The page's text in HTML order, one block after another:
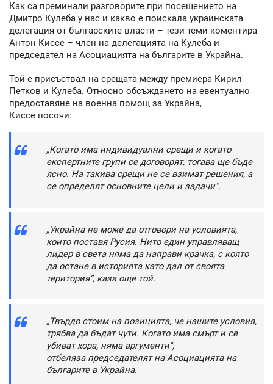
Как са преминали разговорите при посещението на
Дмитро Кулеба у нас и какво е поискала украинската
делегация от българските власти – тези теми коментира
Антон Киссе – член на делегацията на Кулеба и
председател на Асоциацията на българите в Украйна.
Той е присъствал на срещата между премиера Кирил
Петков и Кулеба. Относно обсъждането на евентуално
предоставяне на военна помощ за Украйна,
Киссе посочи:
„Когато има индивидуални срещи и когато
експертните групи се договорят, тогава ще бъде
ясно. На такива срещи не се взимат решения, а
се определят основните цели и задачи”.
„Украйна не може да отговори на условията,
които поставя Русия. Нито един управляващ
лидер в света няма да направи крачка, с която
да остане в историята като дал от своята
територия”, каза още той.
„Твърдо стоим на позицията, че нашите условия,
трябва да бъдат чути. Когато има смърт и се
убиват хора, няма аргументи",
отбеляза председателят на Асоциацията на
българите в Украйна.